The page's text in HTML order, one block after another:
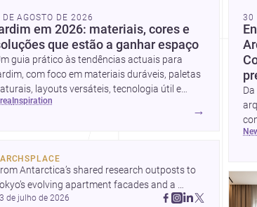
DE AGOSTO DE 2026
em 2026: materiais, cores e
que estão a ganhar espaço
guia prático às tendências actuais para
com foco em materiais duráveis, paletas
layouts versáteis, tecnologia útil e
simples de actualizar sem obras totais.
area inspiration
→
ARCHSPLACE
Antarctica’s shared research outposts to
evolving apartment facades and a
home in Amman, these projects show
de julho de 2026
30